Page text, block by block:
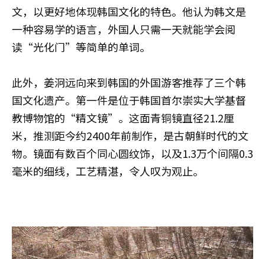
文，以更好地体现韩国文化的特色。他认为韩文是
一种容易学的语言，外国人只需一天就能学会阅
读“光化门”等简单的单词。
此外，姜泂远向来到韩国的外国游客推荐了三个韩
国文化遗产。第一件是位于韩国首尔崇实大学基督
教博物馆的“精文镜”。这面青铜镜直径21.2厘
米，推测距今约2400年前制作，是古朝鲜时代的文
物。镜面有数百个同心圆纹饰，以及1.3万个间隔0.3
毫米的细线，工艺精湛，令人叹为观止。